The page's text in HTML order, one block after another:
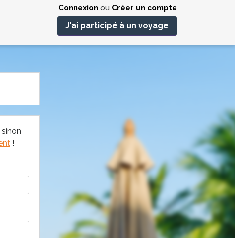
Connexionou Créer un compte
J'ai participé à un voyage
!